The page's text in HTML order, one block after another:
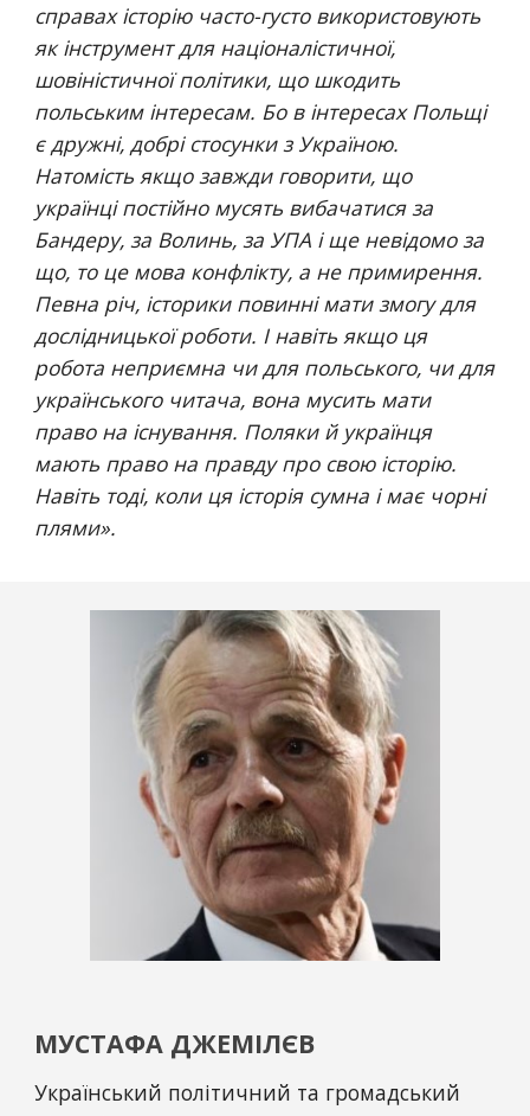
справах історію часто-густо використовують
як інструмент для націоналістичної,
шовіністичної політики, що шкодить
польським інтересам. Бо в інтересах Польщі
є дружні, добрі стосунки з Україною.
Натомість якщо завжди говорити, що
українці постійно мусять вибачатися за
Бандеру, за Волинь, за УПА і ще невідомо за
що, то це мова конфлікту, а не примирення.
Певна річ, історики повинні мати змогу для
дослідницької роботи. І навіть якщо ця
робота неприємна чи для польського, чи для
українського читача, вона мусить мати
право на існування. Поляки й українця
мають право на правду про свою історію.
Навіть тоді, коли ця історія сумна і має чорні
плями».
МУСТАФА ДЖЕМІЛЄВ
Український політичний та громадський